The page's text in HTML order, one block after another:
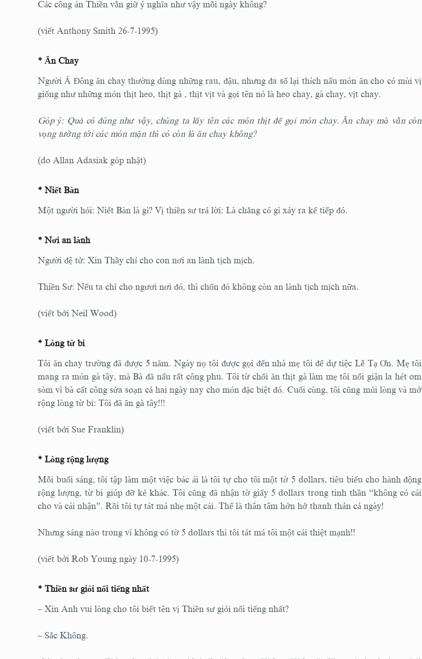
Các công án Thiền vẫn giữ ý nghĩa như vậy mỗi ngày không?
(viết Anthony Smith 26-7-1995)
* Ăn Chay
Người Á Đông ăn chay thường dùng những rau, đậu, nhưng đa số lại thích nấu món ăn cho có mùi vị
giống như những món thịt heo, thịt gà , thịt vịt và gọi tên nó là heo chay, gà chay, vịt chay.
Góp ý: Quả có đúng như vậy, chúng ta lấy tên các món thịt để gọi món chay. Ăn chay mà vẫn còn
vọng tưởng tới các món mặn thì có còn là ăn chay không?
(do Allan Adasiak góp nhặt)
* Niết Bàn
Một người hỏi: Niết Bàn là gì? Vị thiền sư trả lời: Là chẳng có gì xảy ra kế tiếp đó.
* Nơi an lành
Người đệ tử: Xin Thầy chỉ cho con nơi an lành tịch mịch.
Thiền Sư: Nếu ta chỉ cho ngươi nơi đó, thì chốn đó không còn an lành tịch mịch nữa.
(viết bởi Neil Wood)
* Lòng từ bi
Tôi ăn chay trường đã được 5 năm. Ngày nọ tôi được gọi đến nhà mẹ tôi để dự tiệc Lễ Tạ Ơn. Mẹ tôi
mang ra món gà tây, mà Bà đã nấu rất công phu. Tôi từ chối ăn thịt gà làm mẹ tôi nổi giận la hét om
sòm vì bà cất công sửa soạn cả hai ngày nay cho món đặc biệt đó. Cuối cùng, tôi cũng mủi lòng và mở
rộng lòng từ bi: Tôi đã ăn gà tây!!!
(viết bởi Sue Franklin)
* Lòng rộng lượng
Mỗi buổi sáng, tôi tập làm một việc bác ái là tôi tự cho tôi một tờ 5 dollars, tiêu biểu cho hành động
rộng lượng, từ bi giúp đỡ kẻ khác. Tôi cũng đã nhận tờ giấy 5 dollars trong tinh thần “không có cái
cho và cái nhận”. Rồi tôi tự tát má nhẹ một cái. Thế là thân tâm hớn hở thanh thản cả ngày!
Nhưng sáng nào trong ví không có tờ 5 dollars thì tôi tát má tôi một cái thiệt mạnh!!
(viết bởi Rob Young ngày 10-7-1995)
* Thiền sư giỏi nổi tiếng nhất
– Xin Anh vui lòng cho tôi biết tên vị Thiền sư giỏi nổi tiếng nhất?
– Sắc Không.